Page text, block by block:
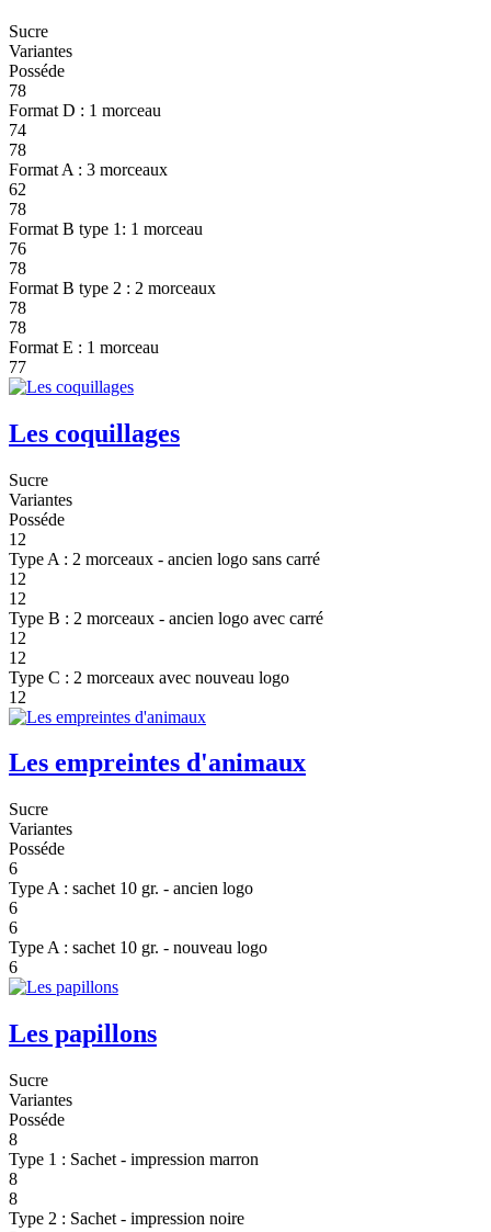
Sucre
Variantes
Posséde
78
Format D : 1 morceau
74
78
Format A : 3 morceaux
62
78
Format B type 1: 1 morceau
76
78
Format B type 2 : 2 morceaux
78
78
Format E : 1 morceau
77
Les coquillages
Sucre
Variantes
Posséde
12
Type A : 2 morceaux - ancien logo sans carré
12
12
Type B : 2 morceaux - ancien logo avec carré
12
12
Type C : 2 morceaux avec nouveau logo
12
Les empreintes d'animaux
Sucre
Variantes
Posséde
6
Type A : sachet 10 gr. - ancien logo
6
6
Type A : sachet 10 gr. - nouveau logo
6
Les papillons
Sucre
Variantes
Posséde
8
Type 1 : Sachet - impression marron
8
8
Type 2 : Sachet - impression noire